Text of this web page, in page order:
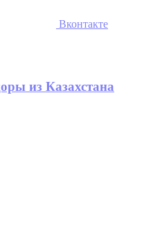
Вконтакте
из Казахстана